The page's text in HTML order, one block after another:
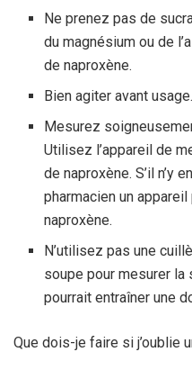
Ne prenez pas de
du magnésium ou de
de naproxène.
Bien agiter avant usage.
Mesurez
Utilisez l’appareil de
de naproxène. S’il n’y
pharmacien un
naproxène.
N’utilisez pas une
soupe pour mesurer la
pourrait entraîner une
Que dois-je faire si j’oublie